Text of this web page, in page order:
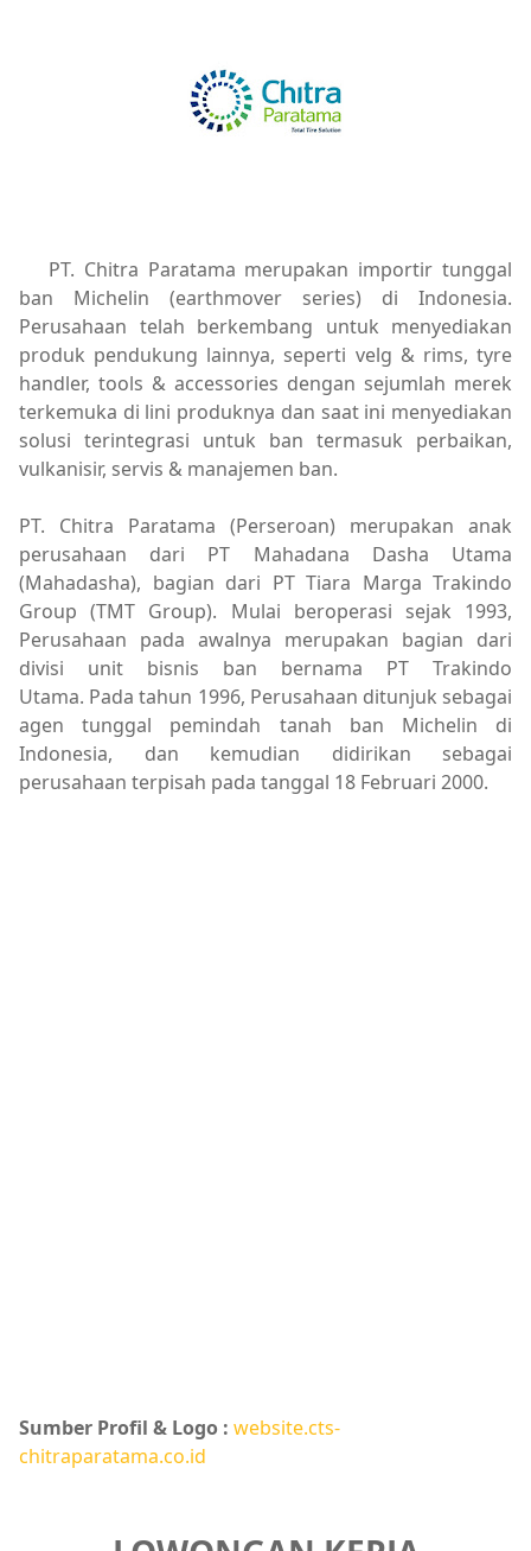
PT. Chitra Paratama merupakan importir tunggal
ban Michelin (earthmover series) di Indonesia.
Perusahaan telah berkembang untuk menyediakan
produk pendukung lainnya, seperti velg & rims, tyre
handler, tools & accessories dengan sejumlah merek
terkemuka di lini produknya dan saat ini menyediakan
solusi terintegrasi untuk ban termasuk perbaikan,
vulkanisir, servis & manajemen ban.
PT. Chitra Paratama (Perseroan) merupakan anak
perusahaan dari PT Mahadana Dasha Utama
(Mahadasha), bagian dari PT Tiara Marga Trakindo
Group (TMT Group). Mulai beroperasi sejak 1993,
Perusahaan pada awalnya merupakan bagian dari
divisi unit bisnis ban bernama PT Trakindo
Utama. Pada tahun 1996, Perusahaan ditunjuk sebagai
agen tunggal pemindah tanah ban Michelin di
Indonesia, dan kemudian didirikan sebagai
perusahaan terpisah pada tanggal 18 Februari 2000.
Sumber Profil & Logo : website.cts-
chitraparatama.co.id